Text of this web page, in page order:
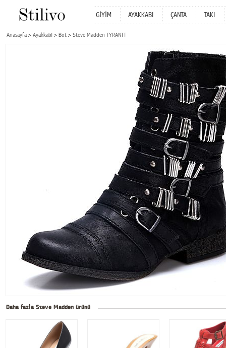
GİYİM AYAKKABI ÇANTA TAKI
Anasayfa Ayakkabı Bot Steve Madden TYRANTT
Daha fazla Steve Madden ürünü